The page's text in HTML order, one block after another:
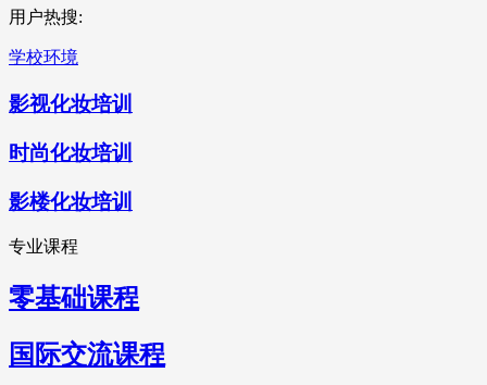
用户热搜:
学校环境
影视化妆培训
时尚化妆培训
影楼化妆培训
专业课程
零基础课程
国际交流课程